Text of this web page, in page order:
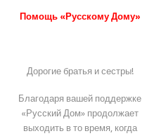
Помощь «Русскому Дому»
Дорогие братья и сестры!
Благодаря вашей поддержке
«Русский Дом» продолжает
выходить в то время, когда